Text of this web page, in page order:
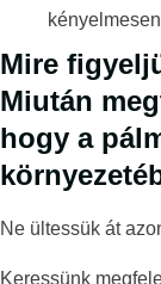
Mire
Miután
hogy a
Ne ültessük át
Keressünk